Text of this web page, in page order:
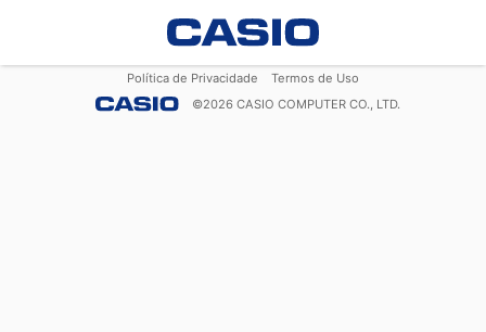
Política de Privacidade
Termos de Uso
©2026 CASIO COMPUTER CO., LTD.